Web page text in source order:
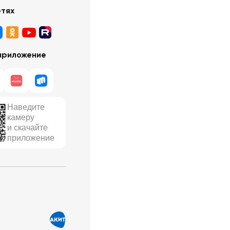
Наведите
камеру
и скачайте
приложение